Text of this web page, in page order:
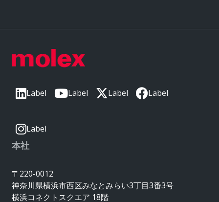
Label Label Label Label
Label
本社
〒220-0012
神奈川県横浜市西区みなとみらい3丁目3番3号
横浜コネクトスクエア 18階